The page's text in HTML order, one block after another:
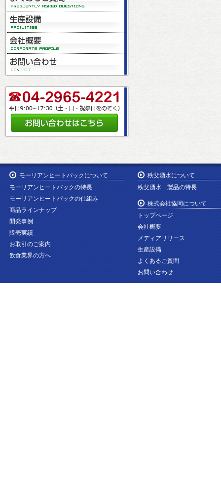
モーリアンヒートパックについて
モーリアンヒートパックの特長
モーリアンヒートパックの仕組み
商品ラインナップ
開発事例
販売実績
お取引のご案内
飲食業界の方へ
秩父湧水について
秩父湧水 製品の特長
株式会社協同について
トップページ
会社概要
メディアリリース
生産設備
よくあるご質問
お問い合わせ